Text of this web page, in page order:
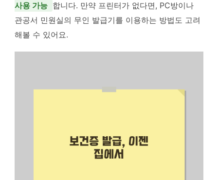
사용 가능 합니다. 만약 프린터가 없다면, PC방이나
관공서 민원실의 무인 발급기를 이용하는 방법도 고려
해볼 수 있어요.